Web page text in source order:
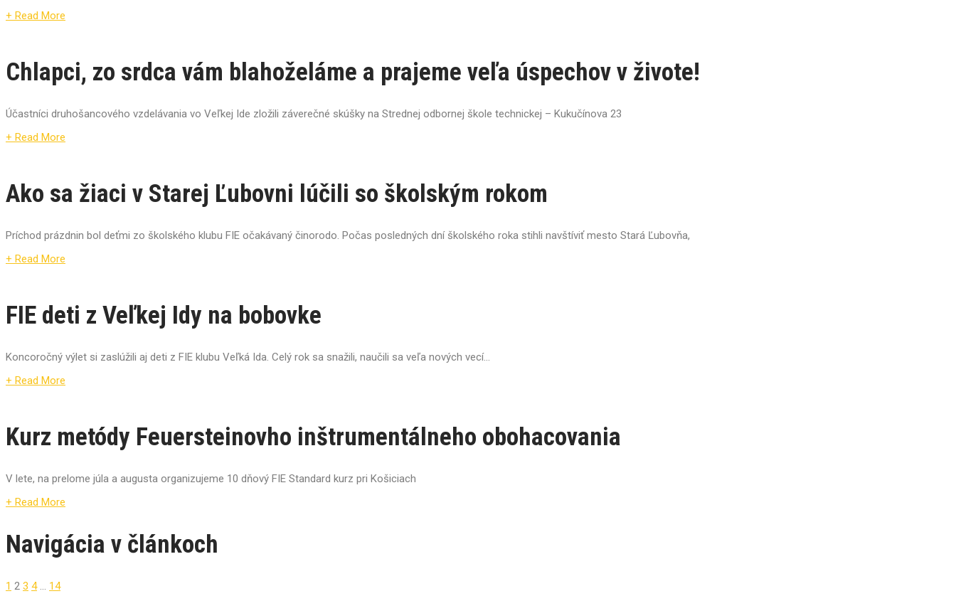
+ Read More
Chlapci, zo srdca vám blahoželáme a prajeme veľa úspechov v živote!
Účastníci druhošancového vzdelávania vo Veľkej Ide zložili záverečné skúšky na Strednej odbornej škole technickej – Kukučínova 23
+ Read More
Ako sa žiaci v Starej Ľubovni lúčili so školským rokom
Príchod prázdnin bol deťmi zo školského klubu FIE očakávaný činorodo. Počas posledných dní školského roka stihli navštíviť mesto Stará Ľubovňa,
+ Read More
FIE deti z Veľkej Idy na bobovke
Koncoročný výlet si zaslúžili aj deti z FIE klubu Veľká Ida. Celý rok sa snažili, naučili sa veľa nových vecí...
+ Read More
Kurz metódy Feuersteinovho inštrumentálneho obohacovania
V lete, na prelome júla a augusta organizujeme 10 dňový FIE Standard kurz pri Košiciach
+ Read More
Navigácia v článkoch
1 2 3 4 14